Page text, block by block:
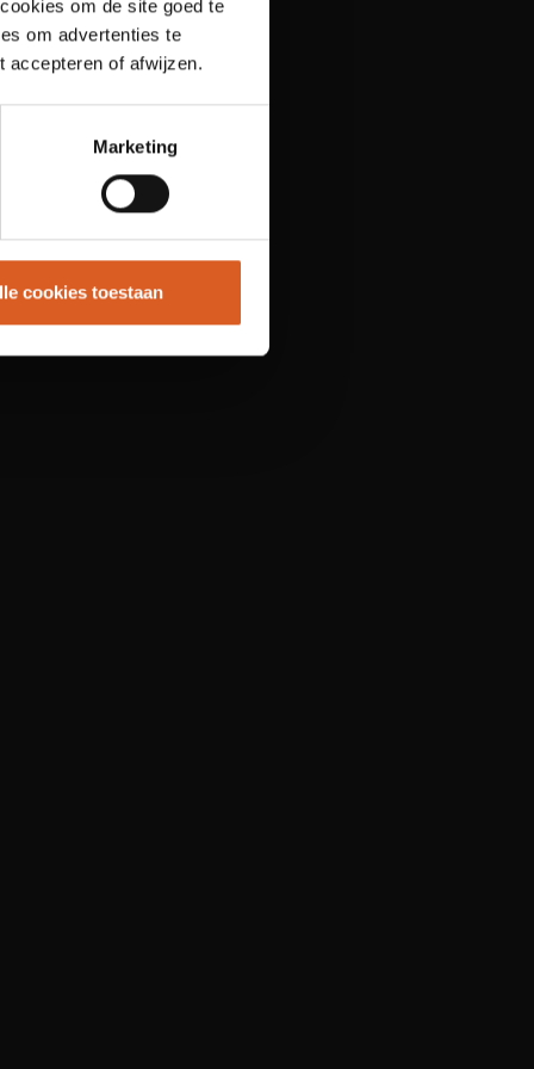
om de site goed te
om advertenties te
accepteren of afwijzen.
Marketing
cookies toestaan